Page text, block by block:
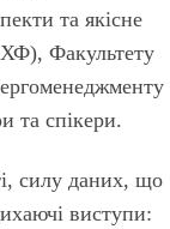
та якісне
Факультету
та спікери.
силу даних, що
виступи: